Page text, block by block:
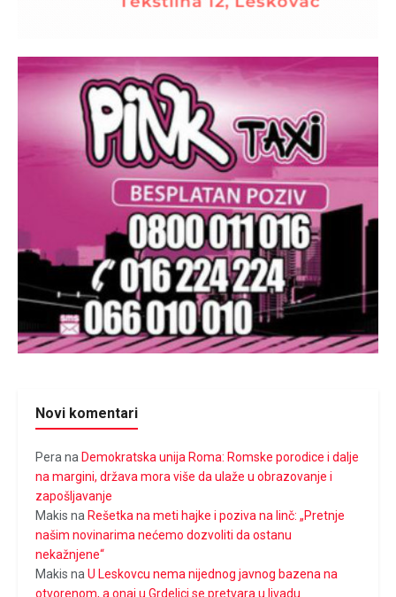
Novi komentari
Pera na Demokratska unija Roma: Romske porodice i dalje
na margini, država mora više da ulaže u obrazovanje i
zapošljavanje
Makis na Rešetka na meti hajke i poziva na linč: „Pretnje
našim novinarima nećemo dozvoliti da ostanu
nekažnjene“
Makis na U Leskovcu nema nijednog javnog bazena na
otvorenom, a onaj u Grdelici se pretvara u livadu